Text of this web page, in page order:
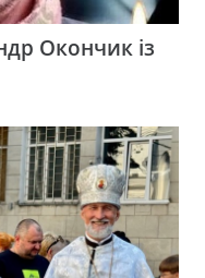
Окончик із